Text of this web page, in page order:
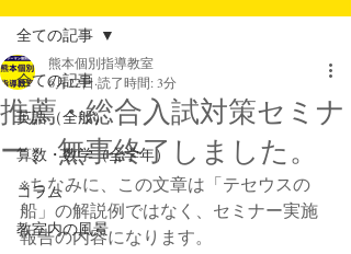
全ての記事
英語（全般）
算数・数学（全学年）
コラム
教室内の風景
全ての記事
推薦・総合入試対策セミナ
ー、無事終了しました。
熊本個別指導教室
6月22日 読了時間: 3分
※ちなみに、この文章は「テセウスの
船」の解説例ではなく、セミナー実施
報告の内容になります。